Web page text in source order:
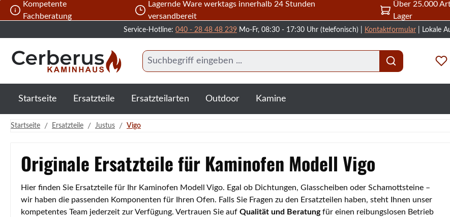
Hauptinhalt springen
Zur Suche springen
Zur Hauptnavigation springen
Kompetente
Fachberatung
Lagernde Ware werktags innerhalb 24 Stunden
versandbereit
Über 25.000
Lager
Service-Hotline: 040 - 28 48 48 239 Mo-Fr, 08:30 - 17:30 Uhr (telefonisch) | Kontaktformular | Lokale
Startseite Ersatzteile Ersatzteilarten Outdoor Kamine
Startseite / Ersatzteile / Justus / Vigo
Originale Ersatzteile für Kaminofen Modell Vigo
Hier finden Sie Ersatzteile für Ihr Kaminofen Modell Vigo. Egal ob Dichtungen, Glasscheiben oder Schamottsteine –
wir haben die passenden Komponenten für Ihren Ofen. Falls Sie Fragen zu den Ersatzteilen haben, steht Ihnen unser
kompetentes Team jederzeit zur Verfügung. Vertrauen Sie auf Qualität und Beratungfür einen reibungslosen Betrieb